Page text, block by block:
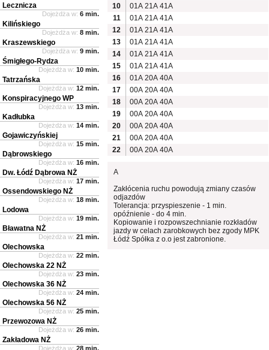
10
01A 21A 41A
11
01A 21A 41A
12
01A 21A 41A
13
01A 21A 41A
14
01A 21A 41A
15
01A 21A 41A
16
01A 20A 40A
17
00A 20A 40A
18
00A 20A 40A
19
00A 20A 40A
20
00A 20A 40A
21
00A 20A 40A
22
00A 20A 40A
A
Zakłócenia ruchu powodują zmiany czasów
odjazdów
Tolerancja: przyspieszenie - 1 min.
opóźnienie - do 4 min.
Kopiowanie i rozpowszechnianie rozkładów
jazdy w celach zarobkowych bez zgody MPK
Łódź Spółka z o.o jest zabronione.
Lecznicza
Dojeżdża w: 6 min.
Kilińskiego
Dojeżdża w: 8 min.
Kraszewskiego
Dojeżdża w: 9 min.
Śmigłego-Rydza
Dojeżdża w: 10 min.
Tatrzańska
Dojeżdża w: 12 min.
Konspiracyjnego WP
Dojeżdża w: 13 min.
Kadłubka
Dojeżdża w: 14 min.
Gojawiczyńskiej
Dojeżdża w: 15 min.
Dąbrowskiego
Dojeżdża w: 16 min.
Dw. Łódź Dąbrowa NŻ
Dojeżdża w: 17 min.
Ossendowskiego NŻ
Dojeżdża w: 18 min.
Lodowa
Dojeżdża w: 19 min.
Bławatna NŻ
Dojeżdża w: 21 min.
Olechowska
Dojeżdża w: 22 min.
Olechowska 22 NŻ
Dojeżdża w: 23 min.
Olechowska 36 NŻ
Dojeżdża w: 24 min.
Olechowska 56 NŻ
Dojeżdża w: 25 min.
Przewozowa NŻ
Dojeżdża w: 26 min.
Zakładowa NŻ
Dojeżdża w: 28 min.